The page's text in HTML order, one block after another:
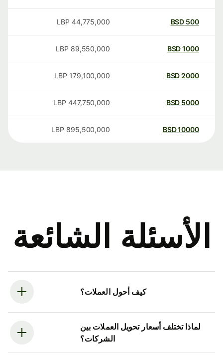
500
BSD
44,775,000
LBP
1000
BSD
89,550,000
LBP
2000
BSD
179,100,000
LBP
5000
BSD
447,750,000
LBP
10000
BSD
895,500,000
LBP
الأسئلة الشائعة
كيف أحول العملات؟
لماذا تختلف أسعار تحويل العملات بين
الشركات؟